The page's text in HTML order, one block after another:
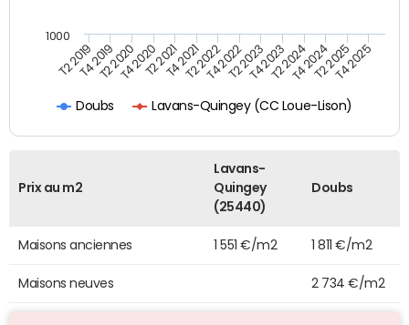
Doubs Lavans-Quingey (CC Loue-Lison)
T2 2019T4 2019T2 2020T4 2020T2 2021T4 2021T2 2022T4 2022T2 2023T4 2023T2 2024T4 2024T2 2025T4 2025
1000
Prix au m2
Lavans-
Quingey
(25440)
Doubs
Maisons anciennes 1 551 €/m2 1 811 €/m2
Maisons neuves 2 734 €/m2